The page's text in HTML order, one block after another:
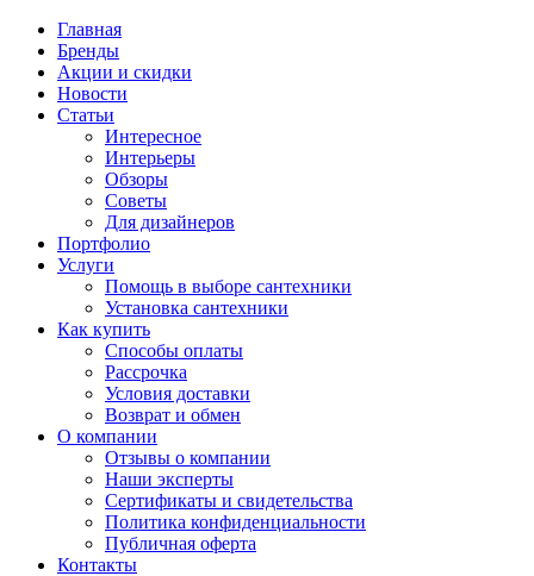
Главная
Бренды
Акции и скидки
Новости
Статьи
Интересное
Интерьеры
Обзоры
Советы
Для дизайнеров
Портфолио
Услуги
Помощь в выборе сантехники
Установка сантехники
Как купить
Способы оплаты
Рассрочка
Условия доставки
Возврат и обмен
О компании
Отзывы о компании
Наши эксперты
Сертификаты и свидетельства
Политика конфиденциальности
Публичная оферта
Контакты